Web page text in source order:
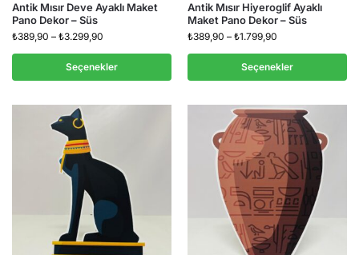
Antik Mısır Deve Ayaklı Maket
Pano Dekor – Süs
₺389,90 – ₺3.299,90
Seçenekler
Antik Mısır Hiyeroglif Ayaklı
Maket Pano Dekor – Süs
₺389,90 – ₺1.799,90
Seçenekler